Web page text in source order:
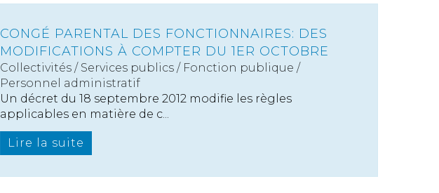
CONGÉ PARENTAL DES FONCTIONNAIRES: DES
MODIFICATIONS À COMPTER DU 1ER OCTOBRE
Collectivités / Services publics / Fonction publique /
Personnel administratif
Un décret du 18 septembre 2012 modifie les règles
applicables en matière de c...
Lire la suite